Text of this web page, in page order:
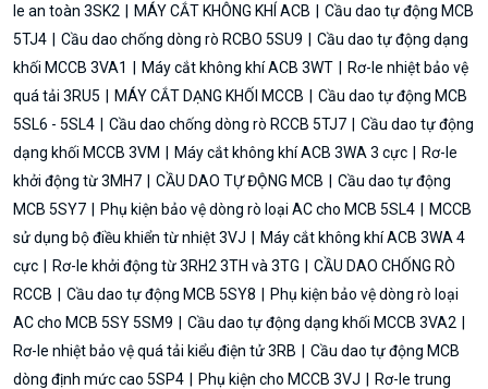
le an toàn 3SK2
MÁY CẮT KHÔNG KHÍ ACB
Cầu dao tự động MCB
5TJ4
Cầu dao chống dòng rò RCBO 5SU9
Cầu dao tự động dạng
khối MCCB 3VA1
Máy cắt không khí ACB 3WT
Rơ-le nhiệt bảo vệ
quá tải 3RU5
MÁY CẮT DẠNG KHỐI MCCB
Cầu dao tự động MCB
5SL6 - 5SL4
Cầu dao chống dòng rò RCCB 5TJ7
Cầu dao tự động
dạng khối MCCB 3VM
Máy cắt không khí ACB 3WA 3 cực
Rơ-le
khởi động từ 3MH7
CẦU DAO TỰ ĐỘNG MCB
Cầu dao tự động
MCB 5SY7
Phụ kiện bảo vệ dòng rò loại AC cho MCB 5SL4
MCCB
sử dụng bộ điều khiển từ nhiệt 3VJ
Máy cắt không khí ACB 3WA 4
cực
Rơ-le khởi động từ 3RH2 3TH và 3TG
CẦU DAO CHỐNG RÒ
RCCB
Cầu dao tự động MCB 5SY8
Phụ kiện bảo vệ dòng rò loại
AC cho MCB 5SY 5SM9
Cầu dao tự động dạng khối MCCB 3VA2
Rơ-le nhiệt bảo vệ quá tải kiểu điện tử 3RB
Cầu dao tự động MCB
dòng định mức cao 5SP4
Phụ kiện cho MCCB 3VJ
Rơ-le trung